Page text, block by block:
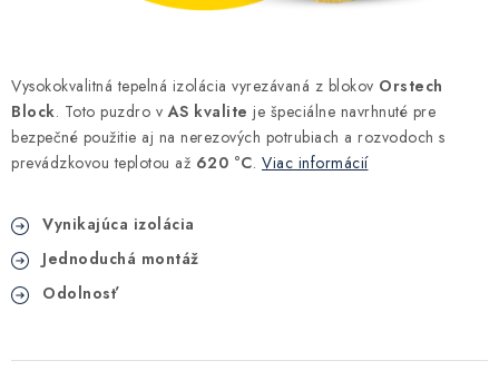
Filtrovanie a úprava vody
Záhrada a závlaha
Vetranie a rekuperácia
Kúpeľňa a sanita
Vysokokvalitná tepelná izolácia vyrezávaná z blokov Orstech
Block. Toto puzdro vAS kvalite je špeciálne navrhnuté pre
bezpečné použitie aj na nerezových potrubiach a rozvodoch s
prevádzkovou teplotou až 620 °C. Viac informácií
Vynikajúca izolácia
Jednoduchá montáž
Odolnosť